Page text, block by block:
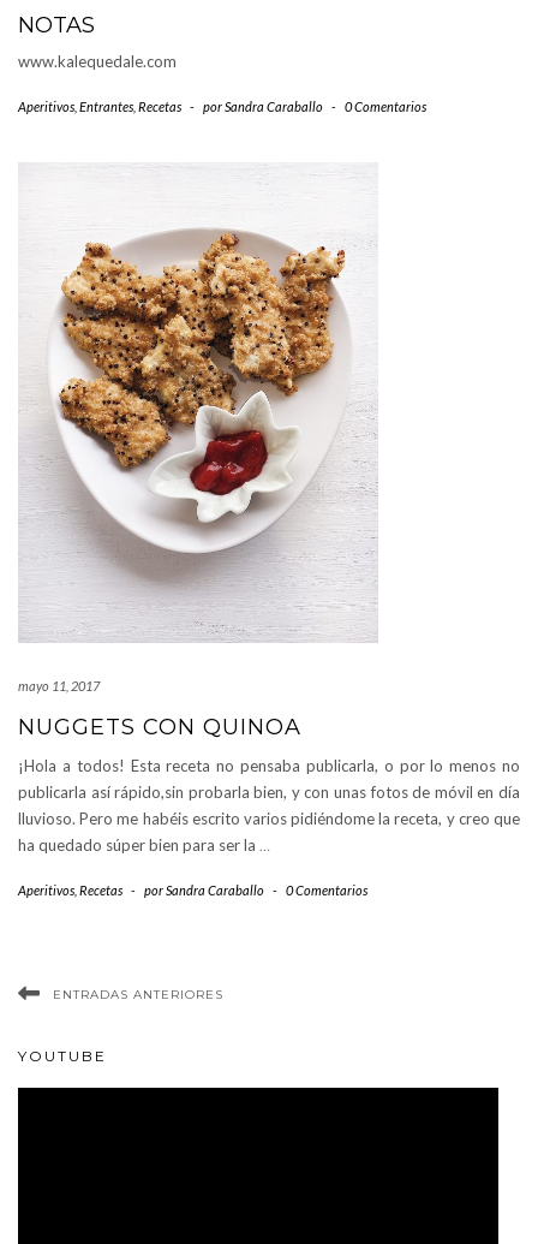
NOTAS
www.kalequedale.com
Aperitivos Entrantes Recetas - porSandra Caraballo - 0 Comentarios
mayo 11, 2017
NUGGETS CON QUINOA
¡Hola a todos! Esta receta no pensaba publicarla, o por lo menos no
publicarla así rápido,sin probarla bien, y con unas fotos de móvil en día
lluvioso. Pero me habéis escrito varios pidiéndome la receta, y creo que
ha quedado súper bien para ser la …
Aperitivos Recetas - porSandra Caraballo - 0 Comentarios
ENTRADAS ANTERIORES
YOUTUBE